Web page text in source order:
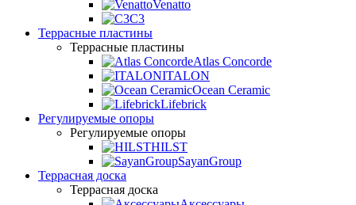
Venatto
C3
Террасные пластины
Террасные пластины
Atlas Concorde
ITALON
Ocean Ceramic
Lifebrick
Регулируемые опоры
Регулируемые опоры
HILST
SayanGroup
Террасная доска
Террасная доска